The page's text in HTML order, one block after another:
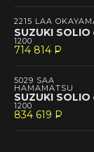
2215 LAA
SUZUKI SOLIO
1200
714 814 P
--
5029 SAA
HAMAMATSU
SUZUKI SOLIO
1200
834 619 P
--